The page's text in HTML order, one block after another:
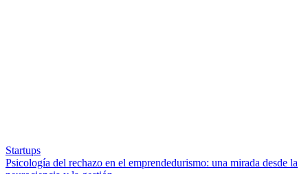
Startups
Psicología del rechazo en el emprendedurismo: una mirada desde la